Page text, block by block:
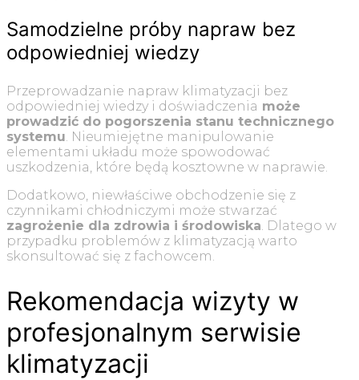
Samodzielne próby napraw bez
odpowiedniej wiedzy
Przeprowadzanie napraw klimatyzacji bez
odpowiedniej wiedzy i doświadczenia może
prowadzić do pogorszenia stanu technicznego
systemu. Nieumiejętne manipulowanie
elementami układu może spowodować
uszkodzenia, które będą kosztowne w naprawie.
Dodatkowo, niewłaściwe obchodzenie się z
czynnikami chłodniczymi może stwarzać
zagrożenie dla zdrowia i środowiska. Dlatego w
przypadku problemów z klimatyzacją warto
skonsultować się z fachowcem.
Rekomendacja wizyty w
profesjonalnym serwisie
klimatyzacji